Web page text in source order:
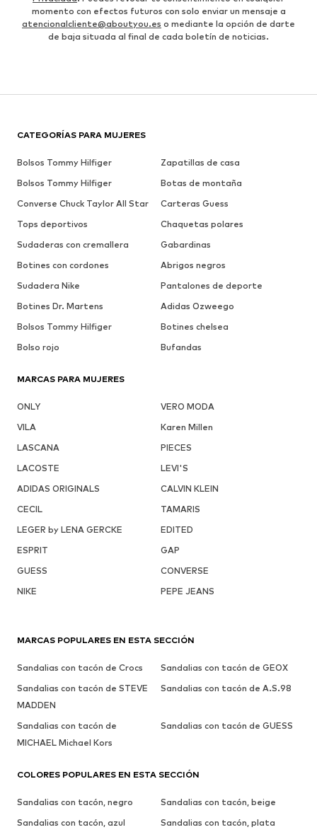
momento con efectos futuros con solo enviar un mensaje a
atencionalcliente@aboutyou.es o mediante la opción de darte
de baja situada al final de cada boletín de noticias.
CATEGORÍAS PARA MUJERES
Bolsos Tommy Hilfiger
Zapatillas de casa
Bolsos Tommy Hilfiger
Botas de montaña
Converse Chuck Taylor All Star
Carteras Guess
Tops deportivos
Chaquetas polares
Sudaderas con cremallera
Gabardinas
Botines con cordones
Abrigos negros
Sudadera Nike
Pantalones de deporte
Botines Dr. Martens
Adidas Ozweego
Bolsos Tommy Hilfiger
Botines chelsea
Bolso rojo
Bufandas
MARCAS PARA MUJERES
ONLY
VERO MODA
VILA
Karen Millen
LASCANA
PIECES
LACOSTE
LEVI'S
ADIDAS ORIGINALS
CALVIN KLEIN
CECIL
TAMARIS
LEGER by LENA GERCKE
EDITED
ESPRIT
GAP
GUESS
CONVERSE
NIKE
PEPE JEANS
MARCAS POPULARES EN ESTA SECCIÓN
Sandalias con tacón de Crocs
Sandalias con tacón de GEOX
Sandalias con tacón de STEVE
MADDEN
Sandalias con tacón de A.S.98
Sandalias con tacón de
MICHAEL Michael Kors
Sandalias con tacón de GUESS
COLORES POPULARES EN ESTA SECCIÓN
Sandalias con tacón, negro
Sandalias con tacón, beige
Sandalias con tacón, azul
Sandalias con tacón, plata